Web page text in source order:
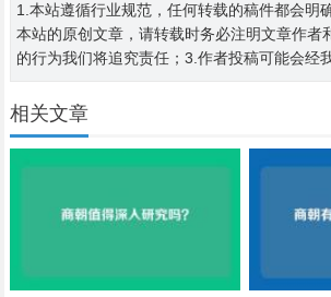
1.本站遵循行业规范，任何转载的稿件都会明
本站的原创文章，请转载时务必注明文章作者
的行为我们将追究责任；3.作者投稿可能会经
相关文章